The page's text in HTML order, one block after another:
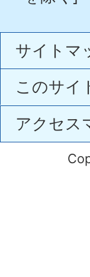
サイトマ
このサイ
アクセス